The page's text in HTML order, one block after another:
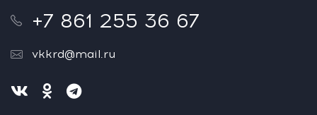
+7 861 255 36 67
vkkrd@mail.ru